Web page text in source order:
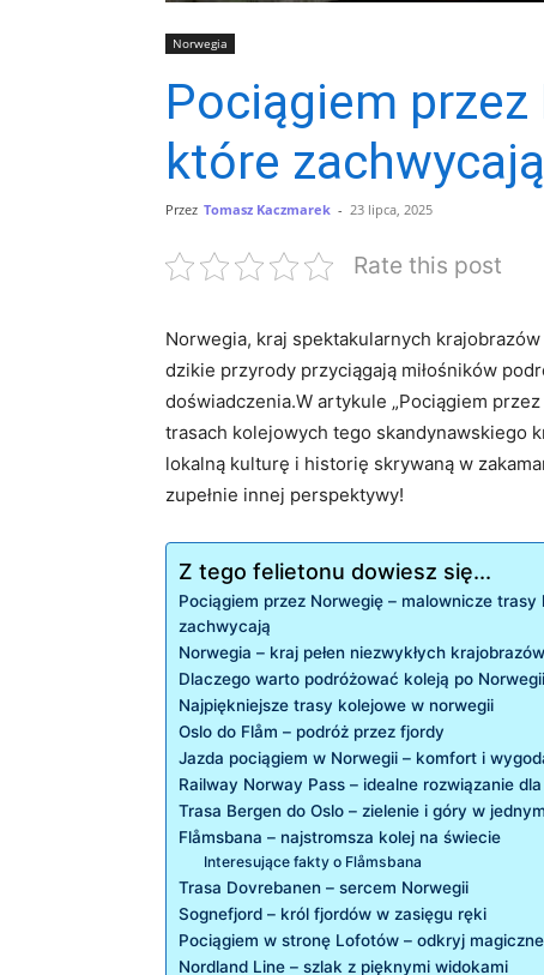
Norwegia
Pociągiem
które zachwycają
Przez Tomasz Kaczmarek - 23 lipca, 2025
Rate this post
Norwegia, kraj spektakularnych
dzikie przyrody przyciągają miłośników
doświadczenia.W artykule „Pociągiem
trasach kolejowych tego skandynawskiego
lokalną kulturę i historię skrywaną w
zupełnie innej perspektywy!
Z tego felietonu dowiesz się...
Pociągiem przez Norwegię – malownicze
zachwycają
Norwegia – kraj pełen niezwykłych krajobrazów
Dlaczego warto podróżować koleją po Norwegii
Najpiękniejsze trasy kolejowe w norwegii
Oslo do Flåm – podróż przez fjordy
Jazda pociągiem w Norwegii – komfort i
Railway Norway Pass – idealne rozwiązanie
Trasa Bergen do Oslo – zielenie i góry w jednym
Flåmsbana – najstromsza kolej na świecie
Interesujące fakty o Flåmsbana
Trasa Dovrebanen – sercem Norwegii
Sognefjord – król fjordów w zasięgu ręki
Pociągiem w stronę Lofotów – odkryj
Nordland Line – szlak z pięknymi widokami